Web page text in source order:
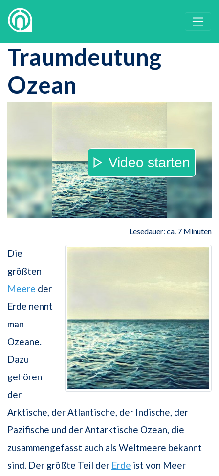
Traumdeutung
Ozean
Video starten
Lesedauer: ca. 7 Minuten
Die
größten
Meere der
Erde nennt
man
Ozeane.
Dazu
gehören
der
Arktische, der Atlantische, der Indische, der
Pazifische und der Antarktische Ozean, die
zusammengefasst auch als Weltmeere bekannt
sind. Der größte Teil der Erde ist von Meer